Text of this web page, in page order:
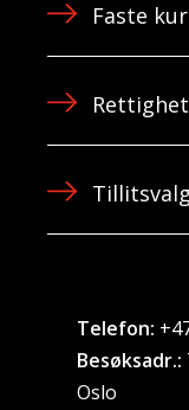
Faste
Telefon:
Besøksadr.:
Oslo